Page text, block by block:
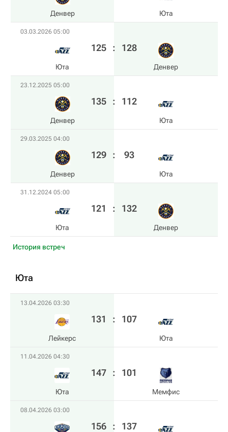
Денвер Юта
03.03.2026 05:00
Юта
125 : 128
Денвер
23.12.2025 05:00
Денвер
135 : 112
Юта
29.03.2025 04:00
Денвер
129 : 93
Юта
31.12.2024 05:00
Юта
121 : 132
Денвер
История встреч
Юта
13.04.2026 03:30
Лейкерс
131 : 107
Юта
11.04.2026 04:30
Юта
147 : 101
Мемфис
08.04.2026 03:00
156 : 137